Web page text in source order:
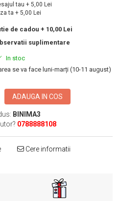
tau + 5,00 Lei
ta + 5,00 Lei
de cadou + 10,00 Lei
suplimentare
In stoc
se va face luni-marți (10-11 august)
ADAUGA IN COS
BINIMA3
0788888108
Cere informatii